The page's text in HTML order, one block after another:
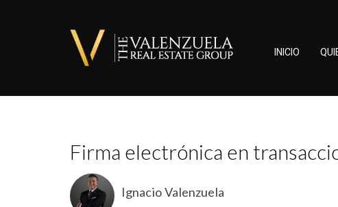
INICIO
Firma electrónica en
Ignacio Valenzuela